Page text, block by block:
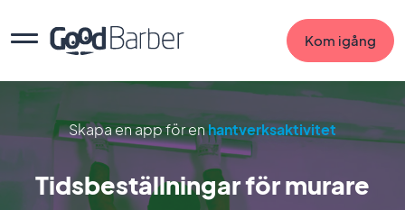
Kom igång
Skapa en app för enhantverksaktivitet
Tidsbeställningar för murare